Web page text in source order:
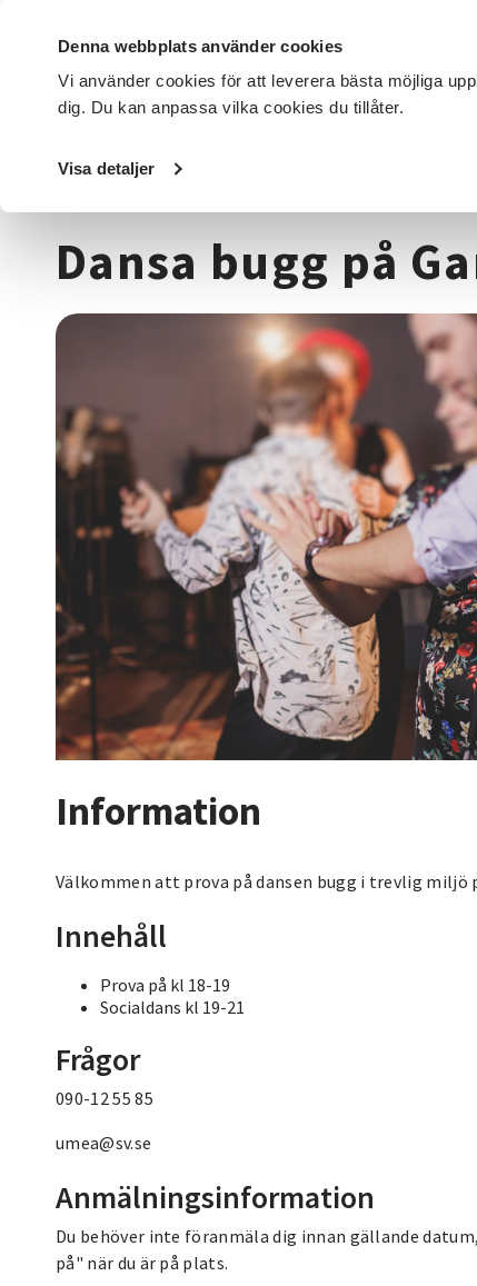
Denna webbplats använder cookies
Vi använder cookies för att leverera bästa möjliga
dig. Du kan anpassa vilka cookies du tillåter.
Visa detaljer
DET HÄR GÖR VI FÖR DIG SOM SÖK KURSER OCH
Startsida / Kurser och evenemang
Dansa bugg på
Information
Välkommen att prova på dansen bugg i trevlig miljö
Innehåll
Prova på kl 18-19
Socialdans kl 19-21
Frågor
090-12 55 85
umea@sv.se
Anmälningsinformation
Du behöver inte föranmäla dig innan gällande
på" när du är på plats.